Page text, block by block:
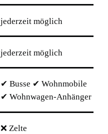
jederzeit möglich
jederzeit möglich
✔ Busse ✔ Wohnmobile
✔ Wohnwagen-Anhänger
❌ Zelte